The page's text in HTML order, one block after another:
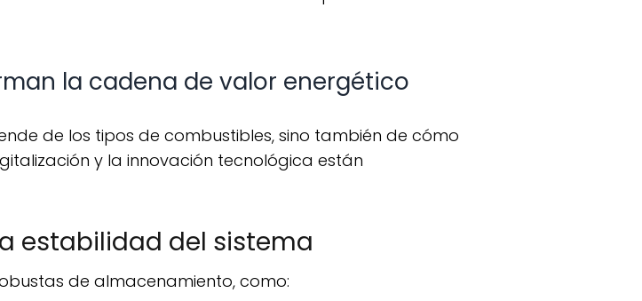
la cadena de valor energético
y la innovación tecnológica están
estabilidad del sistema
de almacenamiento, como: